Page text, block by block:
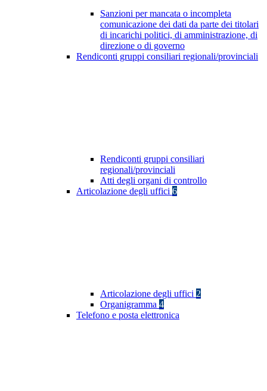
Sanzioni per mancata o incompleta
comunicazione dei dati da parte dei titolari
di incarichi politici, di amministrazione, di
direzione o di governo
Rendiconti gruppi consiliari regionali/provinciali
Rendiconti gruppi consiliari
regionali/provinciali
Atti degli organi di controllo
Articolazione degli uffici 6
Articolazione degli uffici 2
Organigramma 4
Telefono e posta elettronica